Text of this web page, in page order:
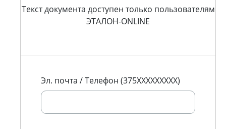
Текст документа доступен только пользователям
ЭТАЛОН-ONLINE
Эл. почта / Телефон (375XXXXXXXXX)